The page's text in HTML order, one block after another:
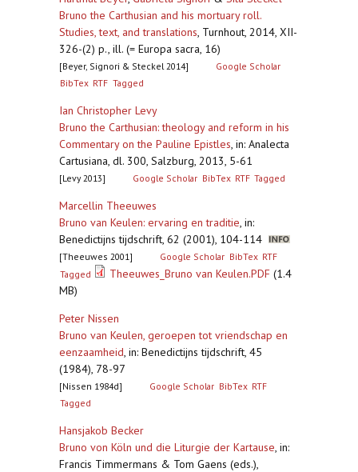
Bruno the Carthusian and his mortuary roll.
Studies, text, and translations, Turnhout, 2014, XII-
326-(2) p., ill. (= Europa sacra, 16)
[Beyer, Signori & Steckel 2014]
Google Scholar
BibTex RTF Tagged
Ian Christopher Levy
Bruno the Carthusian: theology and reform in his
Commentary on the Pauline Epistles, in: Analecta
Cartusiana, dl. 300, Salzburg, 2013, 5-61
[Levy 2013] Google Scholar BibTex RTF Tagged
Marcellin Theeuwes
Bruno van Keulen: ervaring en traditie, in:
Benedictijns tijdschrift, 62 (2001), 104-114
[Theeuwes 2001] Google Scholar BibTex RTF
Tagged
Theeuwes_Bruno van Keulen.PDF (1.4
MB)
Peter Nissen
Bruno van Keulen, geroepen tot vriendschap en
eenzaamheid, in: Benedictijns tijdschrift, 45
(1984), 78-97
[Nissen 1984d] Google Scholar BibTex RTF
Tagged
Hansjakob Becker
Bruno von Köln und die Liturgie der Kartause, in:
Francis Timmermans & Tom Gaens (eds.),